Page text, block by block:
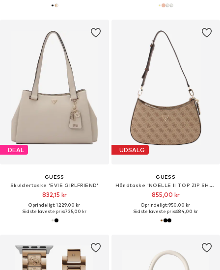
DEAL
GUESS
Skuldertaske 'EVIE GIRLFRIEND'
832,15 kr
Oprindeligt: 1.229,00 kr
Sidste laveste pris:735,00 kr
UDSALG
GUESS
Håndtaske 'NOELLE II TOP ZIP SHOULDER BAG'
855,00 kr
Oprindeligt: 950,00 kr
Sidste laveste pris:684,00 kr